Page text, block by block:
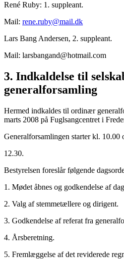
René Ruby: 1. suppleant.
Mail: rene.ruby@mail.dk
Lars Bang Andersen, 2. suppleant.
Mail: larsbangand@hotmail.com
3. Indkaldelse til
generalforsamling
Hermed indkaldes til ordinær
marts 2008 på Fuglsangcentret i
Generalforsamlingen starter kl. 10.00
12.30.
Bestyrelsen foreslår følgende
1. Mødet åbnes og godkendelse af
2. Valg af stemmetællere og dirigent.
3. Godkendelse af referat fra
4. Årsberetning.
5. Fremlæggelse af det reviderede